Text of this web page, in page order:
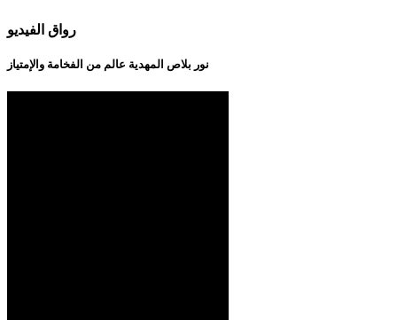
رواق الفيديو
نور بلاص المهدية عالم من الفخامة والإمتياز